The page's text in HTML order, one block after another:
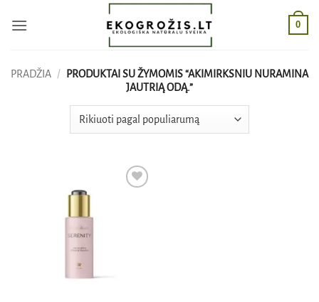
0
PRADŽIA /
PRODUKTAI SU ŽYMOMIS “AKIMIRKSNIU NURAMINA
JAUTRIĄ ODĄ.”